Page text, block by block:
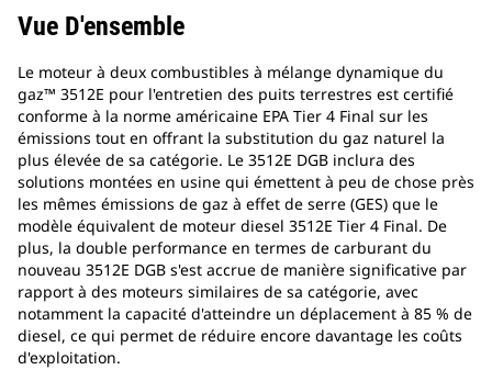
Vue D'ensemble
Le moteur à deux combustibles à mélange dynamique du
gaz™ 3512E pour l'entretien des puits terrestres est certifié
conforme à la norme américaine EPA Tier 4 Final sur les
émissions tout en offrant la substitution du gaz naturel la
plus élevée de sa catégorie. Le 3512E DGB inclura des
solutions montées en usine qui émettent à peu de chose près
les mêmes émissions de gaz à effet de serre (GES) que le
modèle équivalent de moteur diesel 3512E Tier 4 Final. De
plus, la double performance en termes de carburant du
nouveau 3512E DGB s'est accrue de manière significative par
rapport à des moteurs similaires de sa catégorie, avec
notamment la capacité d'atteindre un déplacement à 85 % de
diesel, ce qui permet de réduire encore davantage les coûts
d'exploitation.